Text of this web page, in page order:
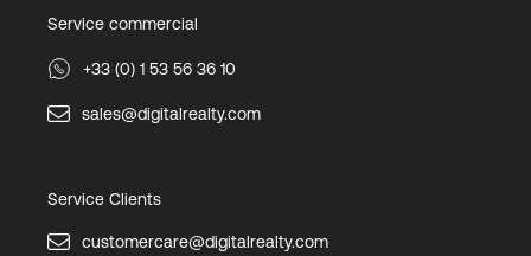
Service commercial
+33 (0) 1 53 56 36 10
sales@digitalrealty.com
Service Clients
customercare@digitalrealty.com